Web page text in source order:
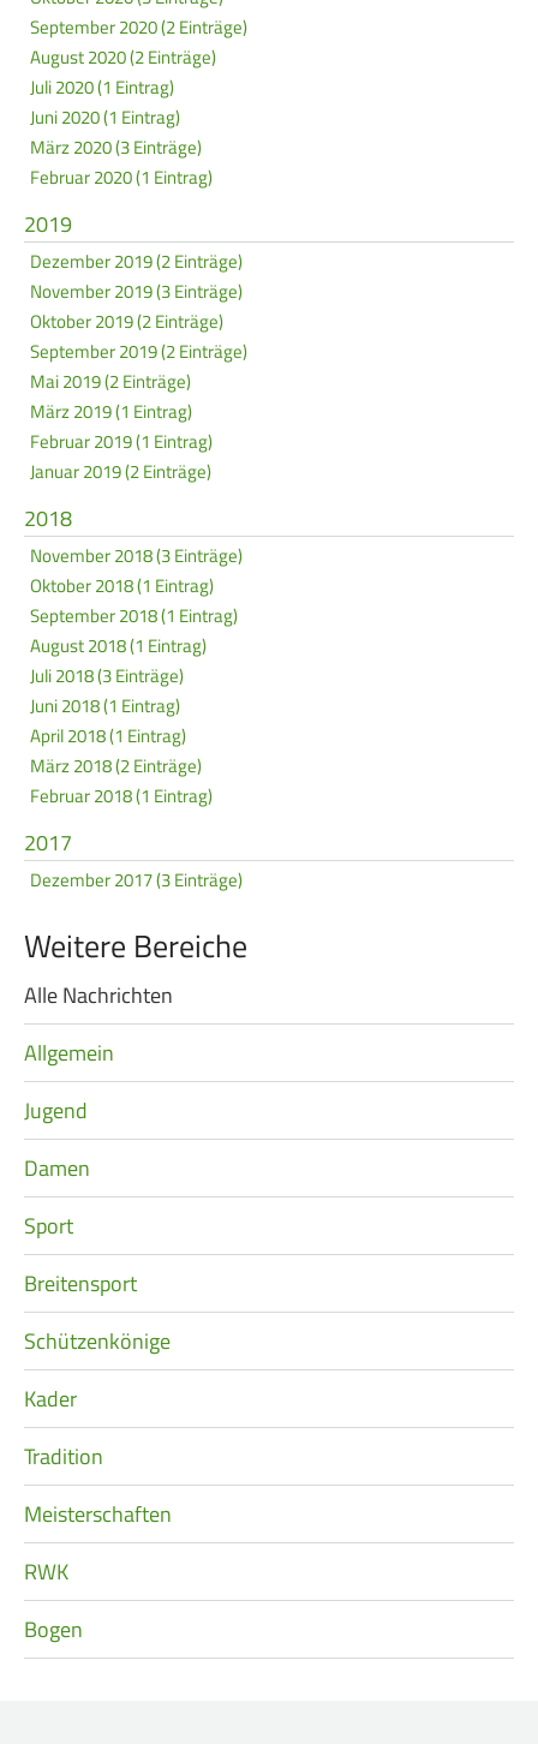
September 2020 (2 Einträge)
August 2020 (2 Einträge)
Juli 2020 (1 Eintrag)
Juni 2020 (1 Eintrag)
März 2020 (3 Einträge)
Februar 2020 (1 Eintrag)
2019
Dezember 2019 (2 Einträge)
November 2019 (3 Einträge)
Oktober 2019 (2 Einträge)
September 2019 (2 Einträge)
Mai 2019 (2 Einträge)
März 2019 (1 Eintrag)
Februar 2019 (1 Eintrag)
Januar 2019 (2 Einträge)
2018
November 2018 (3 Einträge)
Oktober 2018 (1 Eintrag)
September 2018 (1 Eintrag)
August 2018 (1 Eintrag)
Juli 2018 (3 Einträge)
Juni 2018 (1 Eintrag)
April 2018 (1 Eintrag)
März 2018 (2 Einträge)
Februar 2018 (1 Eintrag)
2017
Dezember 2017 (3 Einträge)
Weitere Bereiche
Navigation
überspringen
Alle Nachrichten
Allgemein
Jugend
Damen
Sport
Breitensport
Schützenkönige
Kader
Tradition
Meisterschaften
RWK
Bogen